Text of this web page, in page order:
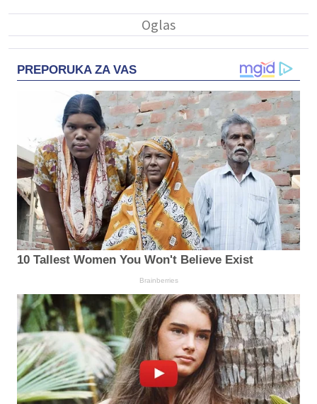
PREPORUKA ZA VAS
10 Tallest Women You Won't Believe Exist
Brainberries